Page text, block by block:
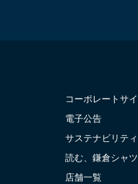
コーポレートサ
電子公告
サステナビリティ
読む、鎌倉シャ
店舗一覧